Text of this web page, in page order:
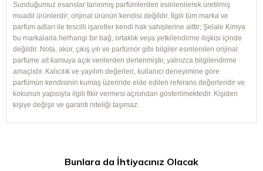
Sunduğumuz esanslar tanınmış parfümlerden esinlenilerek üretilmiş
muadil ürünlerdir; orijinal ürünün kendisi değildir. İlgili tüm marka ve
parfüm adları ile tescilli işaretler kendi hak sahiplerine aittir; Şelale Kimya
bu markalarla herhangi bir bağ, ortaklık veya yetkilendirme ilişkisi içinde
değildir. Nota, akor, çıkış yılı ve parfümör gibi bilgiler esinlenilen orijinal
parfüme ait kamuya açık verilerden derlenmiştir, yalnızca bilgilendirme
amaçlıdır. Kalıcılık ve yayılım değerleri, kullanıcı deneyimine göre
parfümün kendisinin kumaş üzerinde elde edilen referans değerleridir ve
kokunun yapısıyla ilgili fikir vermesi açısından gösterilmektedir. Kişiden
kişiye değişir ve garanti niteliği taşımaz.
Bunlara da İhtiyacınız Olacak